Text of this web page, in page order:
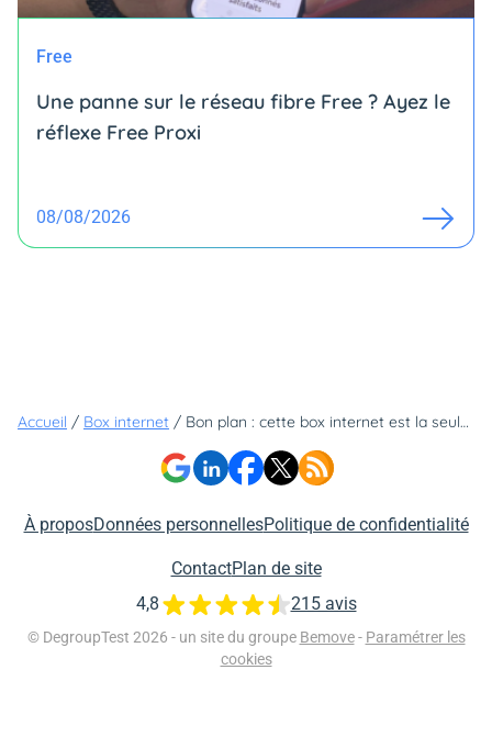
Free
Une panne sur le réseau fibre Free ? Ayez le
réflexe Free Proxi
08/08/2026
Accueil / Box internet / Bon plan : cette box internet est la seule offre à moins de 25 euros dont le tarif n'a pas (encore) augmenté
À proposDonnées personnellesPolitique de confidentialité
ContactPlan de site
© DegroupTest 2026 - un site du groupe Bemove - Paramétrer les
cookies
4,8 215 avis